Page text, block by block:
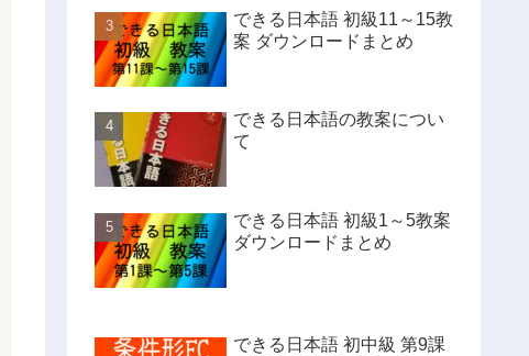
できる日本語 初級11～15教
案 ダウンロードまとめ
できる日本語の教案につい
て
できる日本語 初級1～5教案
ダウンロードまとめ
できる日本語 初中級 第9課